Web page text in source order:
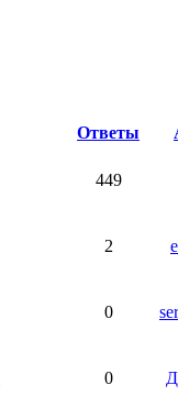
Ответы
449
2
0
0